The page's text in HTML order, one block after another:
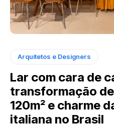
Arquitetos e Designers
Lar com cara de
transformação
120m² e charme
italiana no Brasil